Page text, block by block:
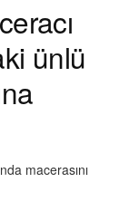
ünlü
macerasını